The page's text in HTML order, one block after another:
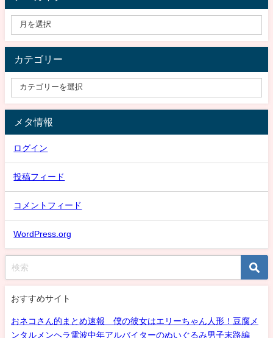
カテゴリー
メタ情報
ログイン
投稿フィード
コメントフィード
WordPress.org
おすすめサイト
おネコさん的まとめ速報 僕の彼女はエリーちゃん人形！豆腐メ
ンタルメンヘラ電波中年アルバイターのぬいぐるみ男子末路編